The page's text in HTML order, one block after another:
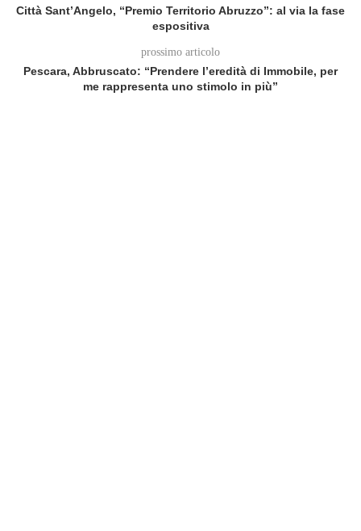
Città Sant’Angelo, “Premio Territorio Abruzzo”: al via la fase
espositiva
prossimo articolo
Pescara, Abbruscato: “Prendere l’eredità di Immobile, per
me rappresenta uno stimolo in più”